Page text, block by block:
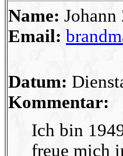
Name:
Email:
Datum:
Kommentar:
Ich bin
freue mich